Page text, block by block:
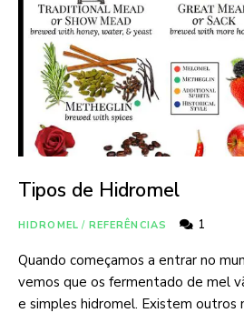
Tipos de Hidromel
HIDROMEL / REFERÊNCIAS 1
Quando começamos a entrar no
vemos que os fermentado de mel
e simples hidromel. Existem outros